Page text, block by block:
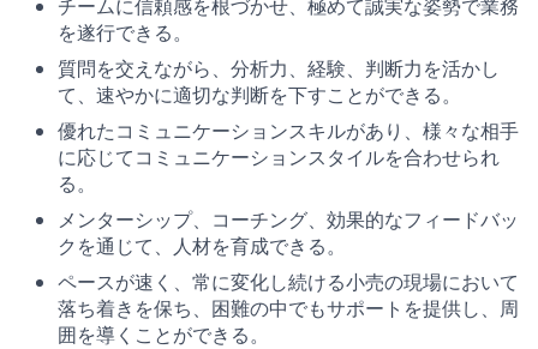
チームに信頼感を根づかせ、極めて誠実な姿勢で業務
を遂行できる。
質問を交えながら、分析力、経験、判断力を活かし
て、速やかに適切な判断を下すことができる。
優れたコミュニケーションスキルがあり、様々な相手
に応じてコミュニケーションスタイルを合わせられ
る。
メンターシップ、コーチング、効果的なフィードバッ
クを通じて、人材を育成できる。
ペースが速く、常に変化し続ける小売の現場において
落ち着きを保ち、困難の中でもサポートを提供し、周
囲を導くことができる。